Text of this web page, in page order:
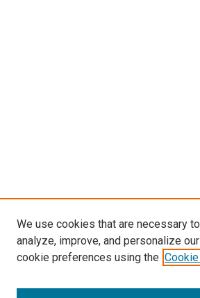
We use cookies that are necessary
analyze, improve, and personalize
cookie preferences using the